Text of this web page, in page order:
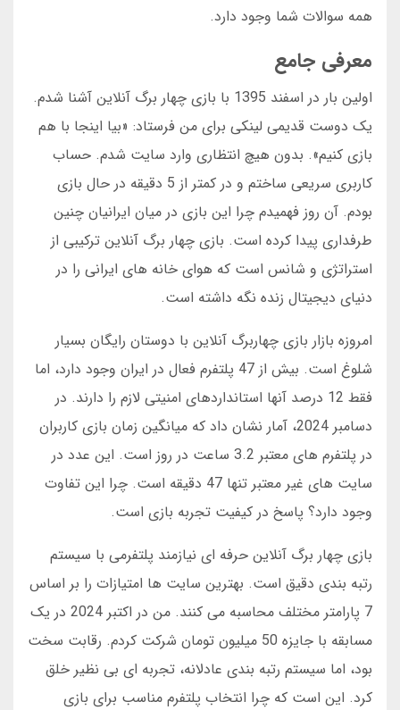
همه سوالات شما وجود دارد.
معرفی جامع
اولین بار در اسفند 1395 با بازی چهار برگ آنلاین آشنا شدم.
یک دوست قدیمی لینکی برای من فرستاد: «بیا اینجا با هم
بازی کنیم». بدون هیچ انتظاری وارد سایت شدم. حساب
کاربری سریعی ساختم و در کمتر از 5 دقیقه در حال بازی
بودم. آن روز فهمیدم چرا این بازی در میان ایرانیان چنین
طرفداری پیدا کرده است. بازی چهار برگ آنلاین ترکیبی از
استراتژی و شانس است که هوای خانه های ایرانی را در
دنیای دیجیتال زنده نگه داشته است.
امروزه بازار بازی چهاربرگ آنلاین با دوستان رایگان بسیار
شلوغ است. بیش از 47 پلتفرم فعال در ایران وجود دارد، اما
فقط 12 درصد آنها استانداردهای امنیتی لازم را دارند. در
دسامبر 2024، آمار نشان داد که میانگین زمان بازی کاربران
در پلتفرم های معتبر 3.2 ساعت در روز است. این عدد در
سایت های غیر معتبر تنها 47 دقیقه است. چرا این تفاوت
وجود دارد؟ پاسخ در کیفیت تجربه بازی است.
بازی چهار برگ آنلاین حرفه ای نیازمند پلتفرمی با سیستم
رتبه بندی دقیق است. بهترین سایت ها امتیازات را بر اساس
7 پارامتر مختلف محاسبه می کنند. من در اکتبر 2024 در یک
مسابقه با جایزه 50 میلیون تومان شرکت کردم. رقابت سخت
بود، اما سیستم رتبه بندی عادلانه، تجربه ای بی نظیر خلق
کرد. این است که چرا انتخاب پلتفرم مناسب برای بازی